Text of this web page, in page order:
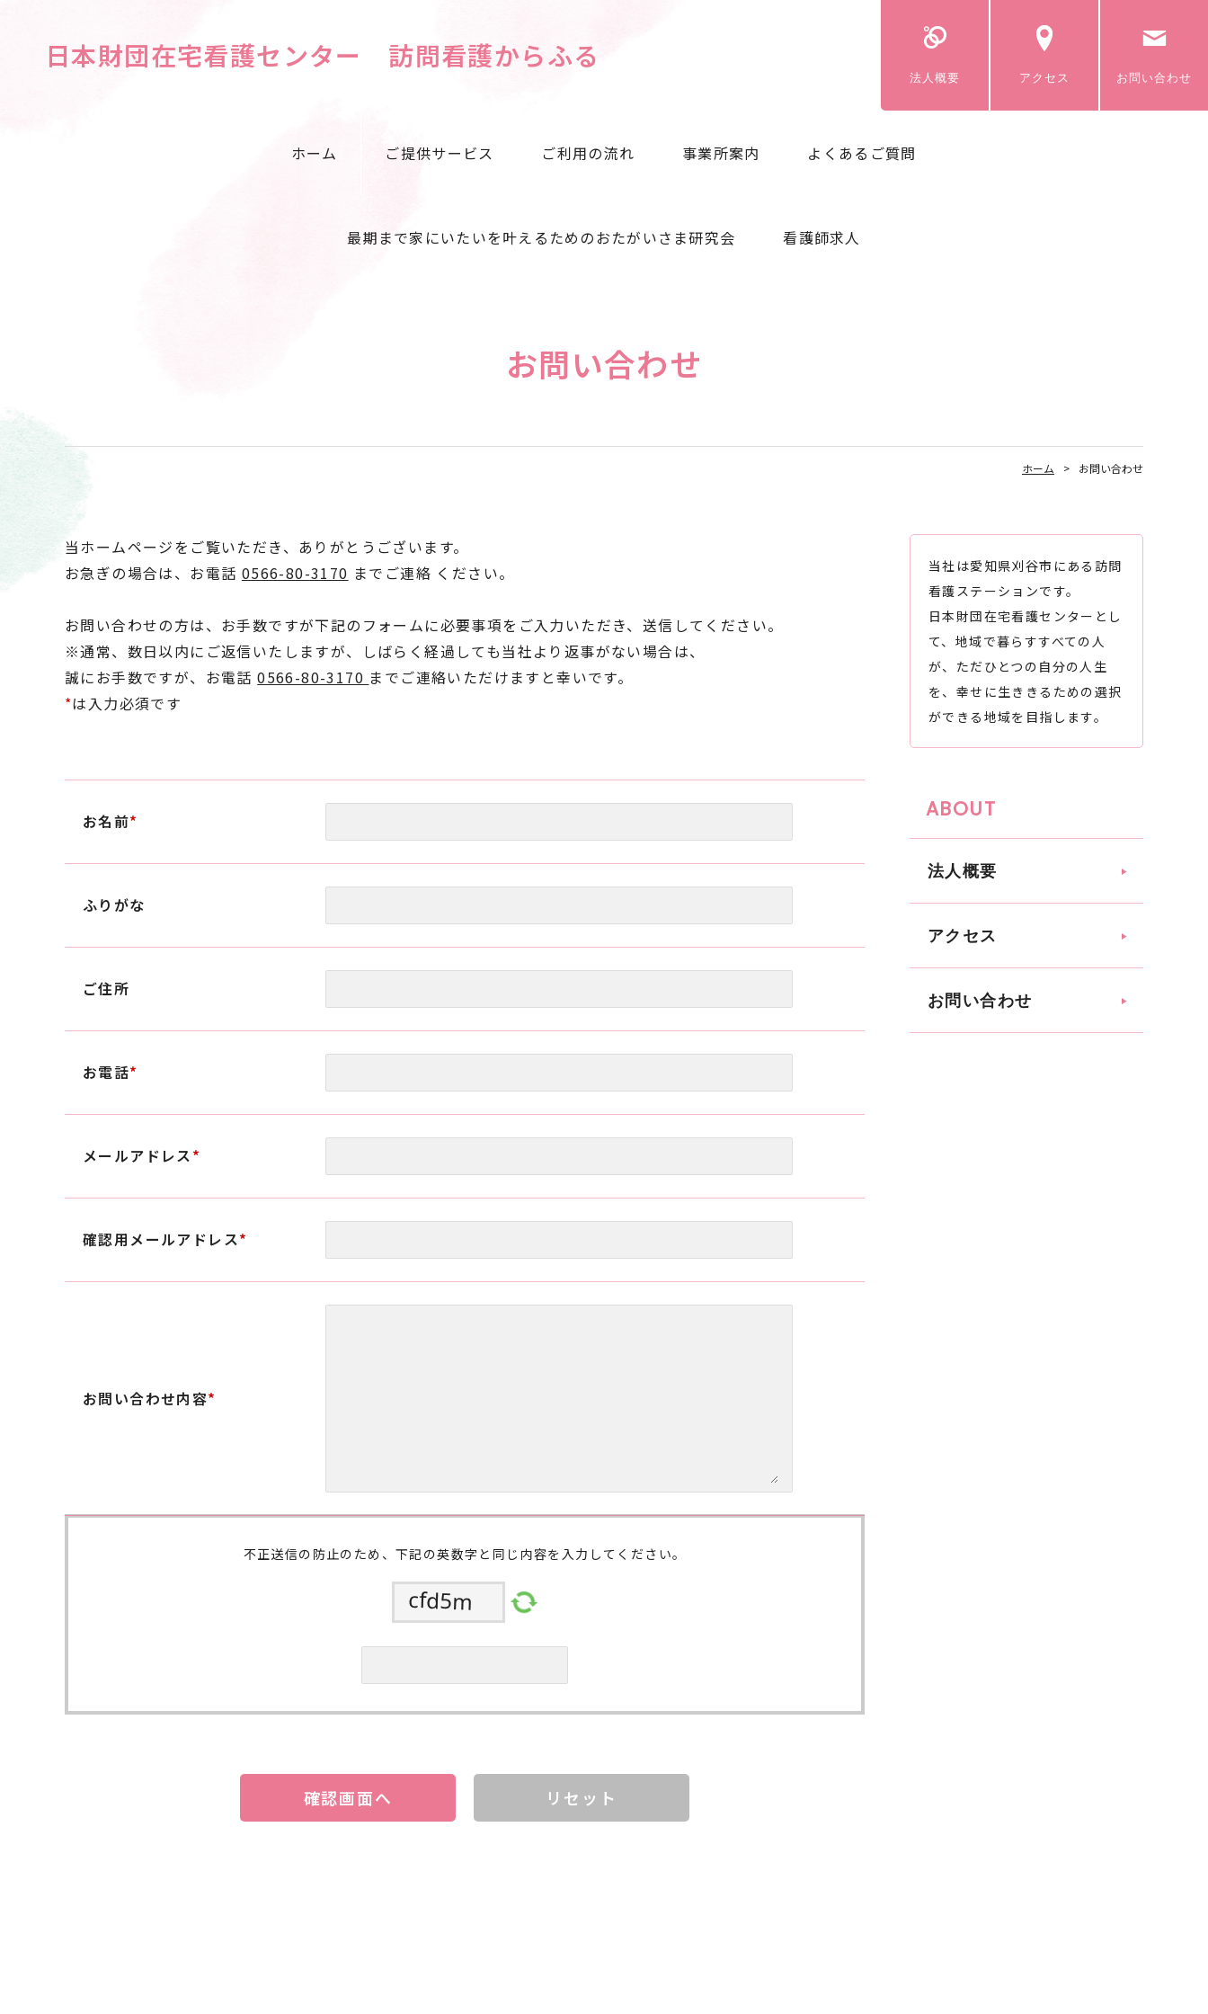
日本財団在宅看護センター 訪問看護からふる
法人概要 アクセス お問い合わせ
ホーム ご提供サービス ご利用の流れ 事業所案内 よくあるご質問
最期まで家にいたいを叶えるためのおたがいさま研究会 看護師求人
お問い合わせ
ホーム お問い合わせ
当ホームページをご覧いただき、ありがとうございます。
お急ぎの場合は、お電話 0566-80-3170 までご連絡 ください。
お問い合わせの方は、お手数ですが下記のフォームに必要事項をご入力いただき、送信してください。
※通常、数日以内にご返信いたしますが、しばらく経過しても当社より返事がない場合は、
誠にお手数ですが、お電話0566-80-3170 までご連絡いただけますと幸いです。
*は入力必須です
お名前*
ふりがな
ご住所
お電話*
メールアドレス*
確認用メールアドレス*
お問い合わせ内容*
不正送信の防止のため、下記の英数字と同じ内容を入力してください。
当社は愛知県刈谷市にある訪問
看護ステーションです。
日本財団在宅看護センターとし
て、地域で暮らすすべての人
が、ただひとつの自分の人生
を、幸せに生ききるための選択
ができる地域を目指します。
ABOUT
法人概要
アクセス
お問い合わせ